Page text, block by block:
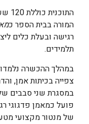
המורה בבית הספר כ
רגישה ובעלת כלים
תלמידים.
במהלך ההכשרה
צפייה בכיתות אמן,
במסגרת שני סבבים
פועל כמאמן פדגוגי
של מנטור מקצועי